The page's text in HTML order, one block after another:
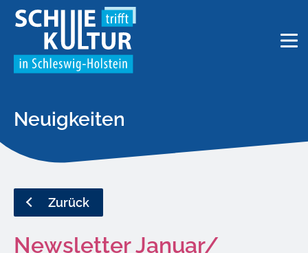
AKTUELLES
ÜBER UNS
Neuigkeiten
Zurück
Newsletter Januar/